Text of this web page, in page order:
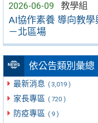
2026-06-09 教學組
AI協作素養 導向教
－北區場
依公告類別彙總
最新消息 ( 3,019 )
家長專區 ( 720 )
防疫專區 ( 9 )